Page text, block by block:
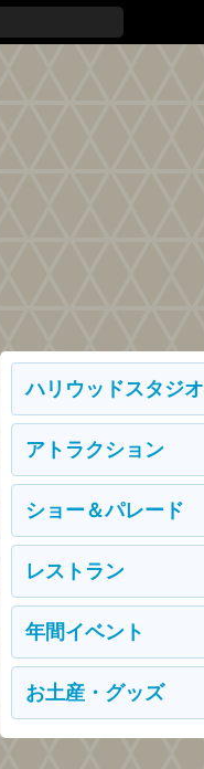
ハリウッドスタジオ
アトラクション
ショー＆パレード
レストラン
年間イベント
お土産・グッズ